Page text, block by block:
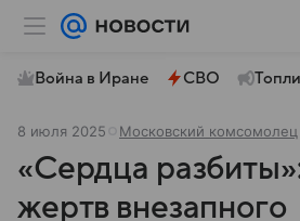
Война в Иране СВО
8 июля 2025 Московский комсомолец
«Сердца
жертв внезапного